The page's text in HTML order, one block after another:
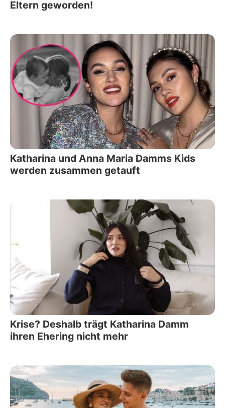
Eltern geworden!
Katharina und Anna Maria Damms Kids
werden zusammen getauft
Krise? Deshalb trägt Katharina Damm
ihren Ehering nicht mehr